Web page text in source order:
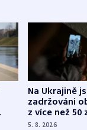
Na Ukrajině
zadržováni
z více než 50
Bojovali na
5. 8. 2026